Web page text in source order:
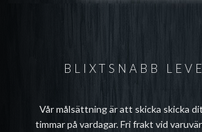
BLIXTSNABB
Vår målsättning är att skicka skicka
timmar på vardagar. Fri frakt vid